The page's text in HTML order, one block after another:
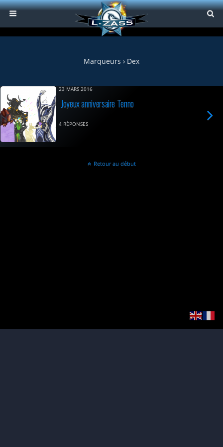
Marqueurs › Dex
23 MARS 2016
Joyeux anniversaire Tenno
4 RÉPONSES
Retour au début